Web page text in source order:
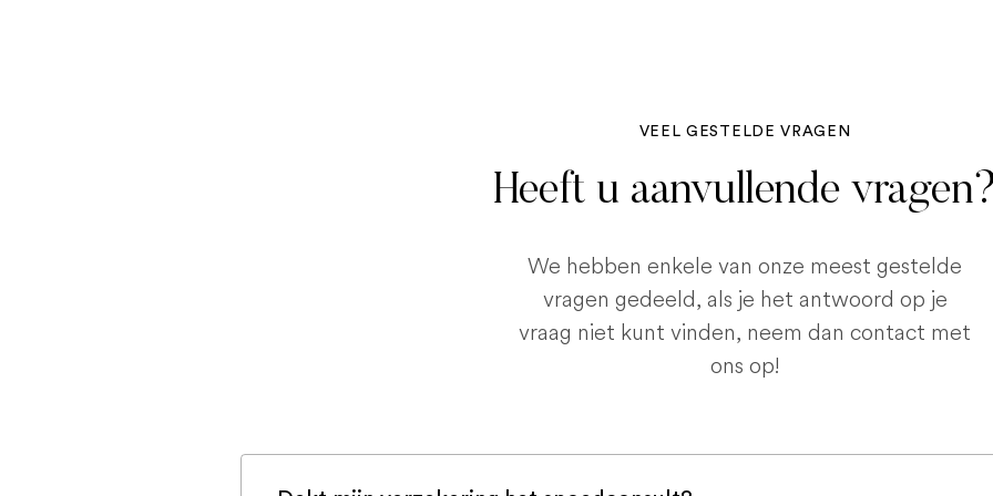
VEEL GESTELDE VRAGEN
Heeft u aanvullende
We hebben enkele van onze meest gestelde
vragen gedeeld, als je het antwoord op je
vraag niet kunt vinden, neem dan contact met
ons op!